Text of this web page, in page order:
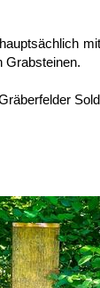
Grabsteinen.